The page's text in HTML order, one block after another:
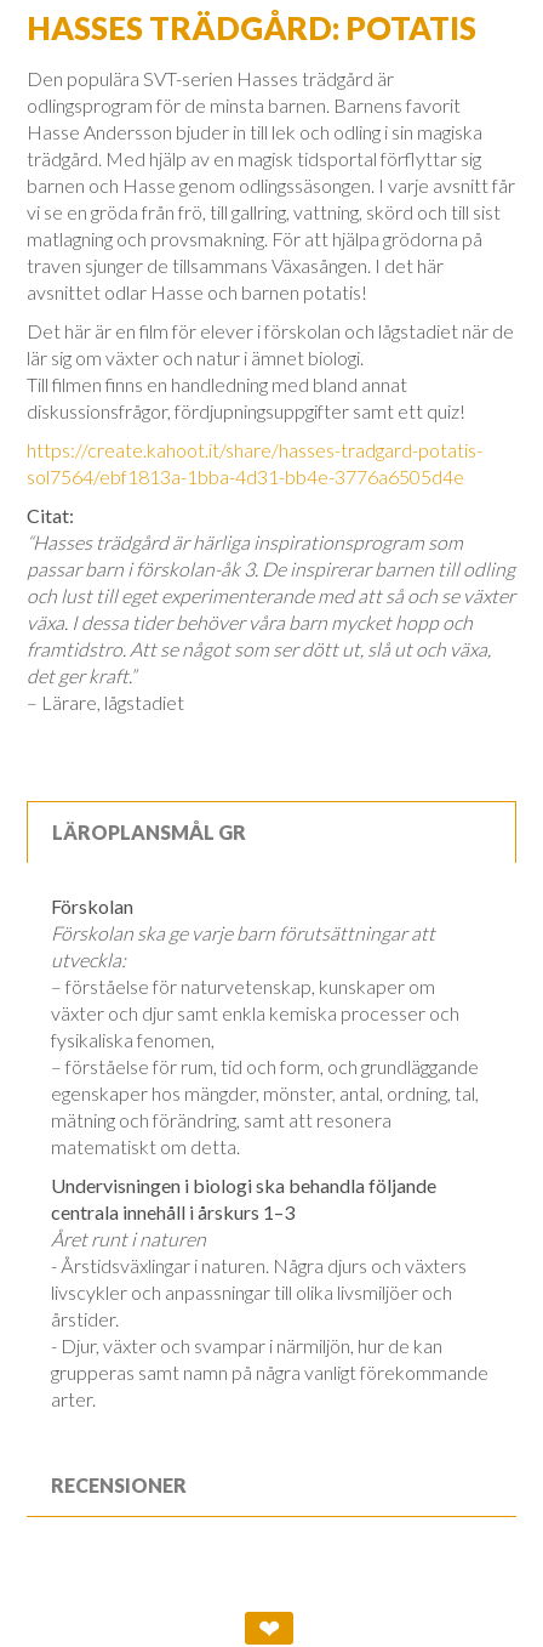
HASSES TRÄDGÅRD: POTATIS
Den populära SVT-serien Hasses trädgård är
odlingsprogram för de minsta barnen. Barnens favorit
Hasse Andersson bjuder in till lek och odling i sin magiska
trädgård. Med hjälp av en magisk tidsportal förflyttar sig
barnen och Hasse genom odlingssäsongen. I varje avsnitt får
vi se en gröda från frö, till gallring, vattning, skörd och till sist
matlagning och provsmakning. För att hjälpa grödorna på
traven sjunger de tillsammans Växasången. I det här
avsnittet odlar Hasse och barnen potatis!
Det här är en film för elever i förskolan och lågstadiet när de
lär sig om växter och natur i ämnet biologi.
Till filmen finns en handledning med bland annat
diskussionsfrågor, fördjupningsuppgifter samt ett quiz!
https://create.kahoot.it/share/hasses-tradgard-potatis-
sol7564/ebf1813a-1bba-4d31-bb4e-3776a6505d4e
Citat:
“Hasses trädgård är härliga inspirationsprogram som
passar barn i förskolan-åk 3. De inspirerar barnen till odling
och lust till eget experimenterande med att så och se växter
växa. I dessa tider behöver våra barn mycket hopp och
framtidstro. Att se något som ser dött ut, slå ut och växa,
det ger kraft.”
– Lärare, lågstadiet
LÄROPLANSMÅL GR
Förskolan
Förskolan ska ge varje barn förutsättningar att
utveckla:
– förståelse för naturvetenskap, kunskaper om
växter och djur samt enkla kemiska processer och
fysikaliska fenomen,
– förståelse för rum, tid och form, och grundläggande
egenskaper hos mängder, mönster, antal, ordning, tal,
mätning och förändring, samt att resonera
matematiskt om detta.
Undervisningen i biologi ska behandla följande
centrala innehåll i årskurs 1–3
Året runt i naturen
- Årstidsväxlingar i naturen. Några djurs och växters
livscykler och anpassningar till olika livsmiljöer och
årstider.
- Djur, växter och svampar i närmiljön, hur de kan
grupperas samt namn på några vanligt förekommande
arter.
RECENSIONER
❤